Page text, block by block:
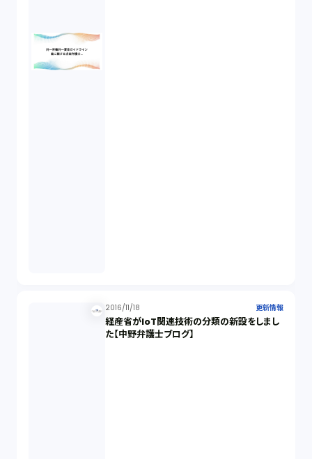
2016/11/18 更新情報
経産省がIoT関連技術の分類の新設をしまし
た【中野弁護士ブログ】